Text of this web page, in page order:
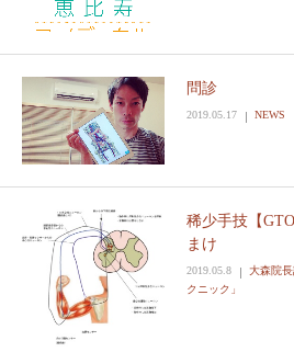
問診
2019.05.17 NEWS
稀少手技【
まけ
2019.05.8 大森院
クニック」